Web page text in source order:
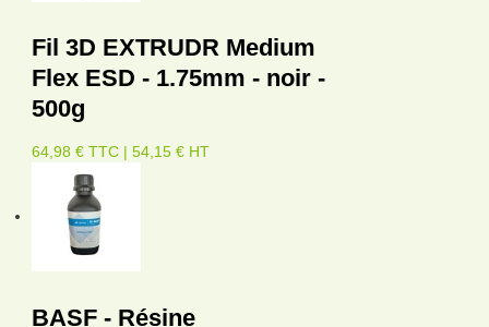
Fil 3D EXTRUDR Medium
Flex ESD - 1.75mm - noir -
500g
64,98 € TTC | 54,15 € HT
BASF - Résine